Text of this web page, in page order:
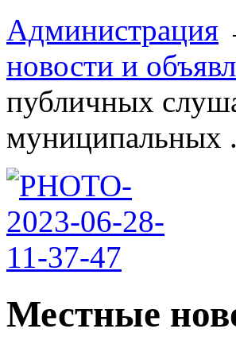
Администрация
новости и
публичных
муниципальных
Местные